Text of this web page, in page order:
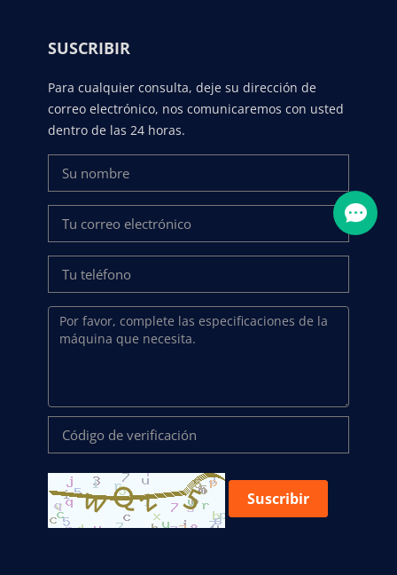
SUSCRIBIR
Para cualquier consulta, deje su dirección de
correo electrónico, nos comunicaremos con usted
dentro de las 24 horas.
Suscribir